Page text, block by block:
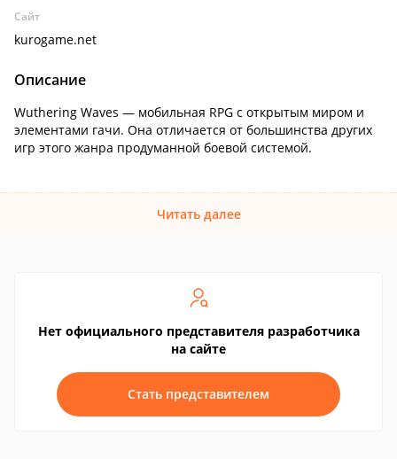
Сайт
kurogame.net
Описание
Wuthering Waves — мобильная RPG с открытым миром и
элементами гачи. Она отличается от большинства других
игр этого жанра продуманной боевой системой.
Читать далее
Нет официального представителя разработчика
на сайте
Стать представителем